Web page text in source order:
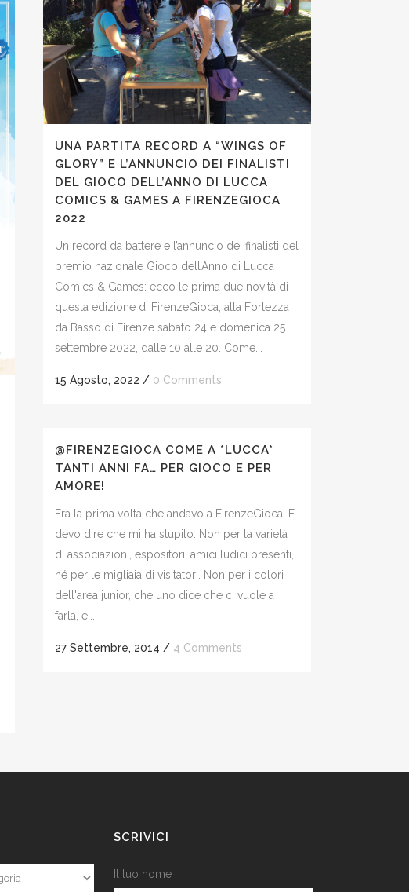
UNA PARTITA RECORD A “WINGS OF
GLORY” E L’ANNUNCIO DEI FINALISTI
DEL GIOCO DELL’ANNO DI LUCCA
COMICS & GAMES A FIRENZEGIOCA
2022
Un record da battere e l’annuncio dei finalisti del
premio nazionale Gioco dell’Anno di Lucca
Comics & Games: ecco le prima due novità di
questa edizione di FirenzeGioca, alla Fortezza
da Basso di Firenze sabato 24 e domenica 25
settembre 2022, dalle 10 alle 20. Come...
15 Agosto, 2022 / 0 Comments
@FIRENZEGIOCA COME A *LUCCA*
TANTI ANNI FA… PER GIOCO E PER
AMORE!
Era la prima volta che andavo a FirenzeGioca. E
devo dire che mi ha stupito. Non per la varietà
di associazioni, espositori, amici ludici presenti,
né per le migliaia di visitatori. Non per i colori
dell'area junior, che uno dice che ci vuole a
farla, e...
27 Settembre, 2014 / 4 Comments
SCRIVICI
Il tuo nome